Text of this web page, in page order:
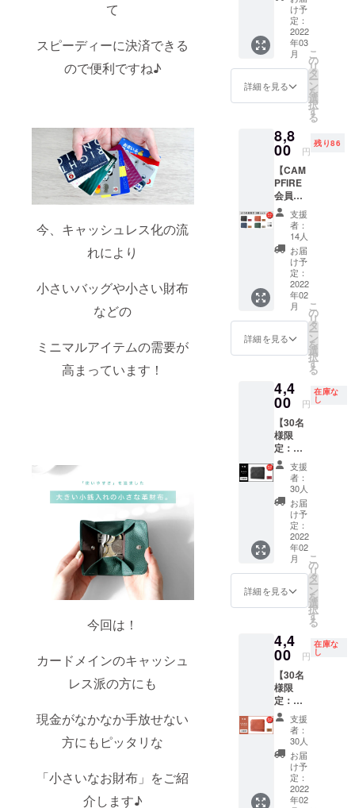
て
スピーディーに決済できる
ので便利ですね♪
今、キャッシュレス化の流
れにより
小さいバッグや小さい財布
などの
ミニマルアイテムの需要が
高まっています！
今回は！
カードメインのキャッシュ
レス派の方にも
現金がなかなか手放せない
方にもピッタリな
「小さいなお財布」をご紹
介します♪
イズで
す。
（商
品：880
円 送
料：250
円）
￥4,670
（税・
送料
込）に
て承り
ます。
な2つ折
り革財
布 ］×
１個 <
個数>：
200個限
定 <納
期>：
一般販
売予定
価格
￥5,500
（税・
送料
込）の
ところ
15%off
の
￥4,670
（税・
送料
込）に
て承り
ます。
け予
定：
2022
年03
月
詳細を見る
こ
の
リ
タ
ー
ン
を
選
択
す
る
8,8
00 円
残り86
【CAM
PFIRE
会員様
限定：
20％OF
［小さ
な2つ折
り革財
布 ］×2
数>：
100個限
定 <納
期>：
一般販
売予定
価格
￥11,00
0（税・
送料
込）の
ところ
20%off
の
￥8,800
（税・
送料
込）に
て承り
ます。
支援
者：
14人
お届
け予
定：
2022
年02
月
詳細を見る
こ
の
リ
タ
ー
ン
を
選
択
す
る
4,4
00 円
在庫な
し
【30名
様限
定：ブ
ラック
早割
20％OF
F】
［小さ
な2つ折
り革財
布 ］×
１個 <
納期>：
2022年
2月末
価格
￥5,500
（税・
送料
込）の
ところ
早割支
援者様
限定
20%off
￥4,400
（税・
送料
支援
者：
30人
お届
け予
定：
2022
年02
月
詳細を見る
こ
の
リ
タ
ー
ン
を
選
択
す
る
4,4
00 円
在庫な
し
【30名
様限
定：オ
レンジ
ブラウ
ン 早割
20％OF
［小さ
な2つ折
り革財
支援
者：
30人
お届
け予
定：
2022
年02